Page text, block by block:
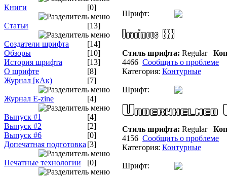
Книги [0]
Статьи [13]
Создатели шрифта
[14]
Обзоры
[10]
История шрифта
[13]
О шрифте
[8]
Журнал [кАк)
[7]
Журнал E-zine [4]
Выпуск #1
[4]
Выпуск #2
[2]
Выпуск #6
[0]
Допечатная подготовка [3]
Печатные технологии [0]
Шрифт:
Стиль шрифта: Regular
4466 Сообщить о проблеме
Категория: Контурные
Шрифт:
Стиль шрифта: Regular
4156 Сообщить о проблеме
Категория: Контурные
Шрифт: